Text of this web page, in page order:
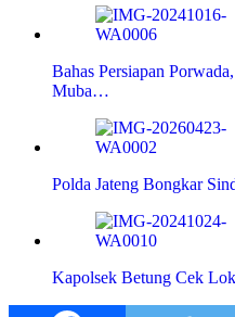
Bahas Persiapan
Muba…
Polda Jateng Bongkar
Kapolsek Betung Cek